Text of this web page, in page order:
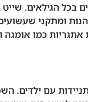
בכל הגילאים.
ומתקני
כמו אומגה
עם ילדים.